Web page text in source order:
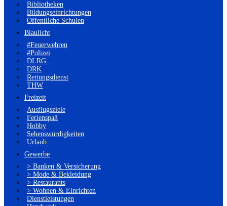
Bibliotheken
Bildungseinrichtungen
Öffentliche Schulen
Blaulicht
#Feuerwehren
#Polizei
DLRG
DRK
Rettungsdienst
THW
Freizeit
Ausflugsziele
Ferienspaß
Hobby
Sehenswürdigkeiten
Urlaub
Gewerbe
> Banken & Versicherung
> Mode & Bekleidung
> Restaurants
> Wohnen & Einrichten
Dienstleistungen